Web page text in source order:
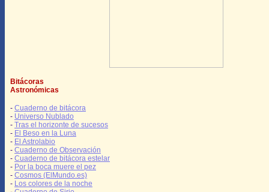
Bitácoras
Astronómicas
- Cuaderno de bitácora
- Universo Nublado
- Tras el horizonte de sucesos
- El Beso en la Luna
- El Astrolabio
- Cuaderno de Observación
- Cuaderno de bitácora estelar
- Por la boca muere el pez
- Cosmos (ElMundo.es)
- Los colores de la noche